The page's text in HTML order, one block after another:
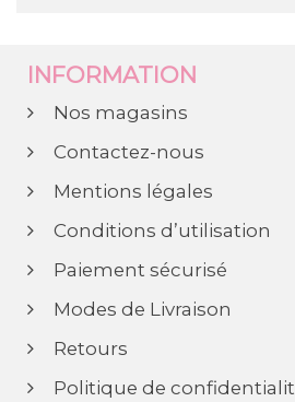
INFORMATION
Nos magasins
Contactez-nous
Mentions légales
Conditions d’utilisation
Paiement sécurisé
Modes de Livraison
Retours
Politique de